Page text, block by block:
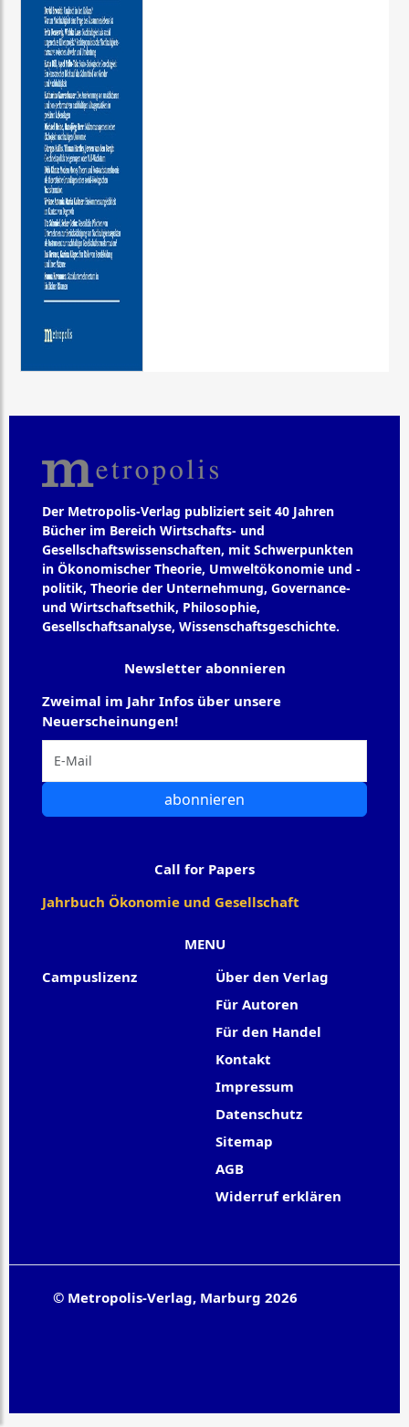
Der Metropolis-Verlag publiziert seit 40 Jahren
Bücher im Bereich Wirtschafts- und
Gesellschaftswissenschaften, mit Schwerpunkten
in Ökonomischer Theorie, Umweltökonomie und -
politik, Theorie der Unternehmung, Governance-
und Wirtschaftsethik, Philosophie,
Gesellschaftsanalyse, Wissenschaftsgeschichte.
MENU
Campuslizenz
Über den Verlag
Für Autoren
Für den Handel
Kontakt
Impressum
Datenschutz
Sitemap
AGB
Widerruf erklären
Newsletter abonnieren
Zweimal im Jahr Infos über unsere
Neuerscheinungen!
abonnieren
Call for Papers
Jahrbuch Ökonomie und Gesellschaft
© Metropolis-Verlag, Marburg 2026